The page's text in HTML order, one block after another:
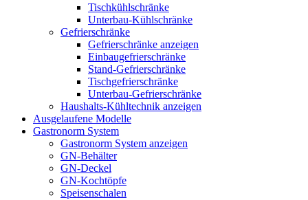
Tischkühlschränke
Unterbau-Kühlschränke
Gefrierschränke
Gefrierschränke anzeigen
Einbaugefrierschränke
Stand-Gefrierschränke
Tischgefrierschränke
Unterbau-Gefrierschränke
Haushalts-Kühltechnik anzeigen
Ausgelaufene Modelle
Gastronorm System
Gastronorm System anzeigen
GN-Behälter
GN-Deckel
GN-Kochtöpfe
Speisenschalen